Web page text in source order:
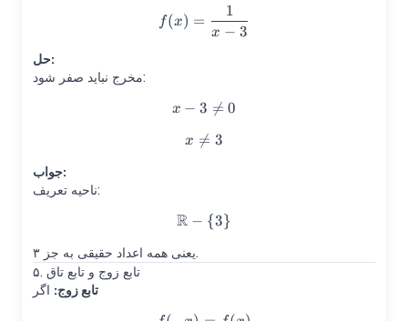
f(x)=\frac{1}{x-3}
f(x) =
x − 3
1
حل:
مخرج نباید صفر شود:
x-3\neq 0
x − 3 
= 0
x\neq 3
x 
= 3
جواب:
ناحیه تعریف:
\mathbb{R}-\{3\}
R − {3}
یعنی همه اعداد حقیقی به جز ۳.
۵. تابع زوج و تابع تاق
تابع زوج: اگر